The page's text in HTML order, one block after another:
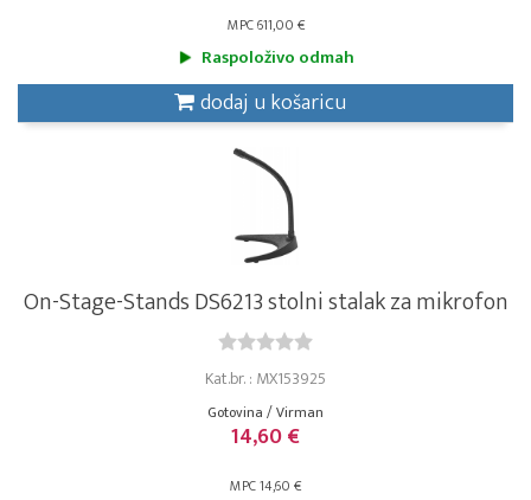
MPC 611,00 €
Raspoloživo odmah
dodaj u košaricu
On-Stage-Stands DS6213 stolni stalak za mikrofon
Kat.br. : MX153925
Gotovina / Virman
14,60 €
MPC 14,60 €